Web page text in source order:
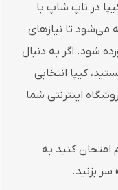
در ناپ شاپ با
می‌شود تا نیازهای
شود. اگر به دنبال
کیپا انتخابی
اینترنتی شما
امتحان کنید به
» سر بزنید.